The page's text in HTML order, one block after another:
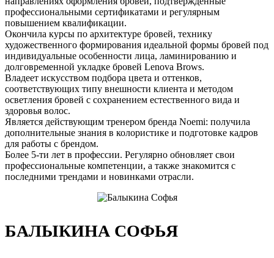
профессиональными сертификатами и регулярным
повышением квалификации.
Окончила курсы по архитектуре бровей, технику
художественного формирования идеальной формы бровей под
индивидуальные особенности лица, ламинированию и
долговременной укладке бровей Lenova Brows.
Владеет искусством подбора цвета и оттенков,
соответствующих типу внешности клиента и методом
осветления бровей с сохранением естественного вида и
здоровья волос.
Является действующим тренером бренда Noemi: получила
дополнительные знания в колористике и подготовке кадров
для работы с брендом.
Более 5-ти лет в профессии. Регулярно обновляет свои
профессиональные компетенции, а также знакомится с
последними трендами и новинками отрасли.
БАЛЫКИНА СОФЬЯ